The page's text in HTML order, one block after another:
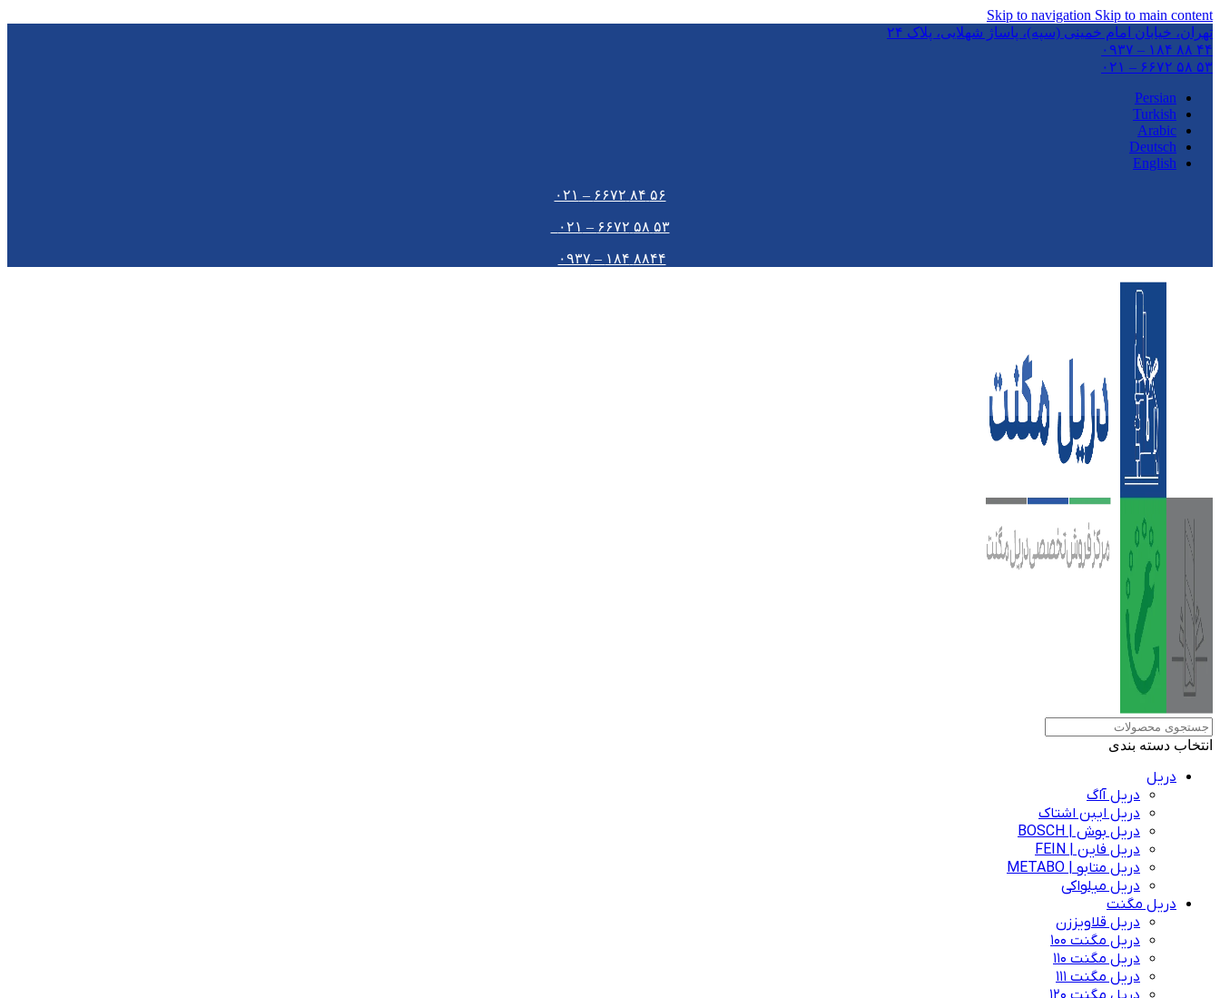
Skip to navigation Skip to main content
تهران،‌ خیابان امام خمینی (سپه)، پاساژ شهلایی، پلاک ۲۴
۴۴ ۸۸ ۱۸۴ – ۰۹۳۷
۵۳ ۵۸ ۶۶۷۲ – ۰۲۱
Persian
Turkish
Arabic
Deutsch
English
۵۶ ۸۴ ۶۶۷۲ – ۰۲۱
۵۳ ۵۸ ۶۶۷۲ – ۰۲۱
۸۸۴۴ ۱۸۴ – ۰۹۳۷
انتخاب دسته بندی
دریل
دریل آاگ
دریل ایبن اشتاک
دریل بوش | BOSCH
دریل فاین | FEIN
دریل متابو | METABO
دریل میلواکی
دریل مگنت
دریل قلاویززن
دریل مگنت 100
دریل مگنت 110
دریل مگنت 111